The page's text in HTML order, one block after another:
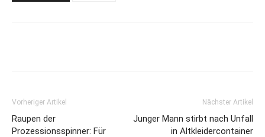
Vorheriger Artikel
Raupen der
Prozessionsspinner: Für
Nächster Artikel
Junger Mann stirbt nach Unfall
in Altkleidercontainer